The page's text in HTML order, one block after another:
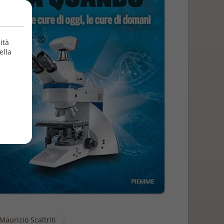
Maurizio Scaltriti